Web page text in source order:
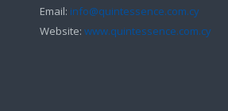
Email: info@quintessence.com.cy
Website: www.quintessence.com.cy